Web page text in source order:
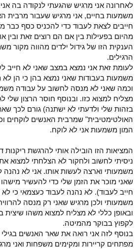
לאחרונה אני מרגיש שהגעתי לנקודה בה
משמעות בחיים, אני מרגיש שעבור מרבית
חייבים לצאת לעבוד כדי להכניס כסף כבר
מהיום בפעילות בין אם הם רוצים זאת ובין
הענקית הזו של גידול ילדים מהווה מקור
הרגילים.
לעומת זאת אני נמצא במצב שאני לא חייב
משמעות בעבודות שאני נמצא בהן כי הן לא
וכמה שאני לא מנסה לחשוב על עבודה
מצליח למצוא כזו. ובנוסף חוסר הרצון שלי
בזהות שלי ולדעתי לא ישתנה) גורם לכך
האולטימטיבית" שמרבית האנשים לוקחים
המון משמעות אני לא לוקח.
המציאות הזו הובילה אותי להרגשת ריקנות
ניסיתי לחשוב ולחקור לא הצלחתי למצוא
משמעותי וארצה לעשות אותו. אני לא נהנה
שאני מוכר את הזמן שלי כדי להעשיר
חייב לעבוד). לא נהנה לעבוד כעצמאי כי
משמעותי ולכן מרגיש שאני רק מנסה
ובאופן כללי לא מצליח למצוא משהו שיצית
לקפוץ בבוקר מהמיטה.
בנוסף לזה אני רואה את שאר האנשים
מפתחים קריירות ומקימים משפחות ואני